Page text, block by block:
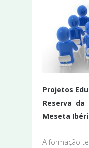
Projetos
Reserva
Meseta
A formação